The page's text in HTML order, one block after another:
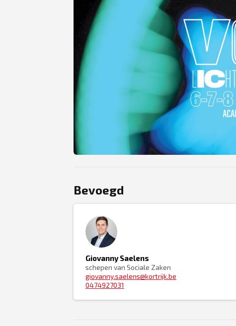
Bevoegd
Giovanny Saelens
schepen van Sociale Zaken
giovanny.saelens@kortrijk.be
0474927031